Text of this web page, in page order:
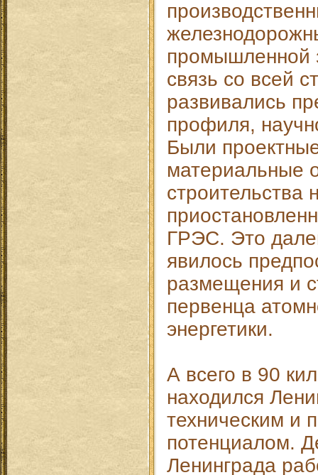
промышленной
связь со всей
развивались
профиля,
Были
материальные
строительства
ГРЭС. Это
явилось
размещения и
первенца
энергетики.
А всего в 90
находился
техническим
потенциалом.
Ленинграда